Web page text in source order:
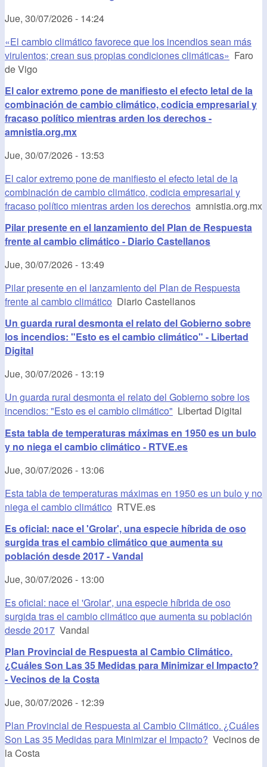
Jue, 30/07/2026 - 14:24
«El cambio climático favorece que los incendios sean más
virulentos; crean sus propias condiciones climáticas» Faro
de Vigo
El calor extremo pone de manifiesto el efecto letal de la
combinación de cambio climático, codicia empresarial y
fracaso político mientras arden los derechos -
amnistia.org.mx
Jue, 30/07/2026 - 13:53
El calor extremo pone de manifiesto el efecto letal de la
combinación de cambio climático, codicia empresarial y
fracaso político mientras arden los derechos amnistia.org.mx
Pilar presente en el lanzamiento del Plan de Respuesta
frente al cambio climático - Diario Castellanos
Jue, 30/07/2026 - 13:49
Pilar presente en el lanzamiento del Plan de Respuesta
frente al cambio climático Diario Castellanos
Un guarda rural desmonta el relato del Gobierno sobre
los incendios: "Esto es el cambio climático" - Libertad
Digital
Jue, 30/07/2026 - 13:19
Un guarda rural desmonta el relato del Gobierno sobre los
incendios: "Esto es el cambio climático" Libertad Digital
Esta tabla de temperaturas máximas en 1950 es un bulo
y no niega el cambio climático - RTVE.es
Jue, 30/07/2026 - 13:06
Esta tabla de temperaturas máximas en 1950 es un bulo y no
niega el cambio climático RTVE.es
Es oficial: nace el 'Grolar', una especie híbrida de oso
surgida tras el cambio climático que aumenta su
población desde 2017 - Vandal
Jue, 30/07/2026 - 13:00
Es oficial: nace el 'Grolar', una especie híbrida de oso
surgida tras el cambio climático que aumenta su población
desde 2017 Vandal
Plan Provincial de Respuesta al Cambio Climático.
¿Cuáles Son Las 35 Medidas para Minimizar el Impacto?
- Vecinos de la Costa
Jue, 30/07/2026 - 12:39
Plan Provincial de Respuesta al Cambio Climático. ¿Cuáles
Son Las 35 Medidas para Minimizar el Impacto? Vecinos de
la Costa